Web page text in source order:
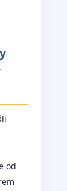
od